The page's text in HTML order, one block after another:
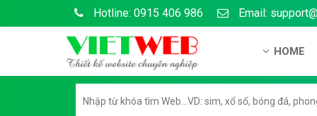
Hotline: 0915 406 986 Email:
HOME